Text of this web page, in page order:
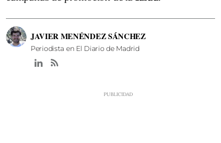
JAVIER MENÉNDEZ SÁNCHEZ
Periodista en El Diario de Madrid